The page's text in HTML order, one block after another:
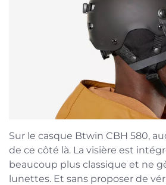
Sur le casque Btwin CBH 580,
de ce côté là. La visière est
beaucoup plus classique et ne
lunettes. Et sans proposer de